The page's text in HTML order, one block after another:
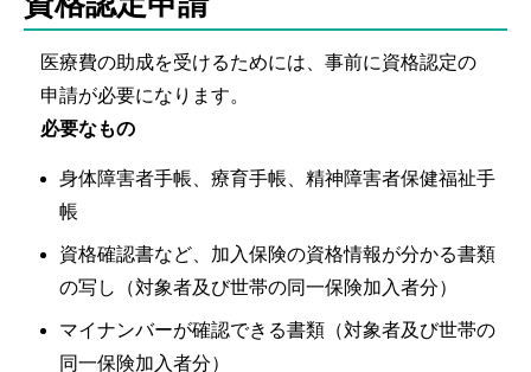
医療費の助成を受けるためには、事前に資格認定の
申請が必要になります。
必要なもの
身体障害者手帳、療育手帳、精神障害者保健福祉手
帳
資格確認書など、加入保険の資格情報が分かる書類
の写し（対象者及び世帯の同一保険加入者分）
マイナンバーが確認できる書類（対象者及び世帯の
同一保険加入者分）